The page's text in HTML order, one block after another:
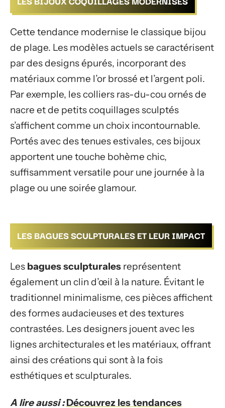
Cette tendance modernise le classique bijou
de plage. Les modèles actuels se caractérisent
par des designs épurés, incorporant des
matériaux comme l’or brossé et l’argent poli.
Par exemple, les colliers ras-du-cou ornés de
nacre et de petits coquillages sculptés
s’affichent comme un choix incontournable.
Portés avec des tenues estivales, ces bijoux
apportent une touche bohème chic,
suffisamment versatile pour une journée à la
plage ou une soirée glamour.
LES BAGUES SCULPTURALES ET LEUR IMPACT
Les bagues sculpturales représentent
également un clin d’œil à la nature. Évitant le
traditionnel minimalisme, ces pièces affichent
des formes audacieuses et des textures
contrastées. Les designers jouent avec les
lignes architecturales et les matériaux, offrant
ainsi des créations qui sont à la fois
esthétiques et sculpturales.
A lire aussi : Découvrez les tendances